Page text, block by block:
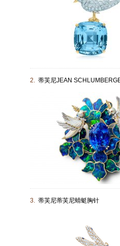
2. 蒂芙尼JEAN SCHLUMBERGER™
3. 蒂芙尼蒂芙尼蜻蜓胸针